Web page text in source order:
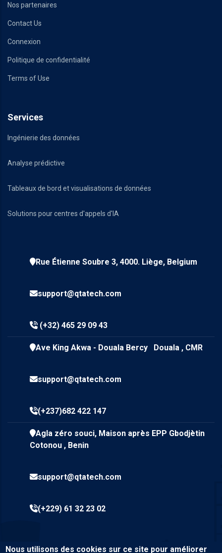
Nos partenaires
Contact Us
Connexion
Politique de confidentialité
Terms of Use
Services
Ingénierie des données
Analyse prédictive
Tableaux de bord et visualisations de données
Solutions pour centres d'appels d'IA
Rue Étienne Soubre 3, 4000. Liège, Belgium
support@qtatech.com
(+32) 465 29 09 43
Ave King Akwa - Douala Bercy Douala , CMR
support@qtatech.com
(+237)682 422 147
Agla zéro souci, Maison après EPP Gbodjètin
Cotonou , Benin
support@qtatech.com
(+229) 61 32 23 02
Nous utilisons des cookies sur ce site pour améliorer